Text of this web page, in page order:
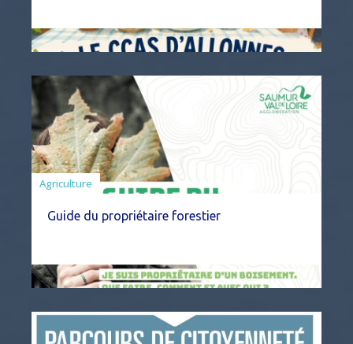
Agriculture
Guide du propriétaire forestier